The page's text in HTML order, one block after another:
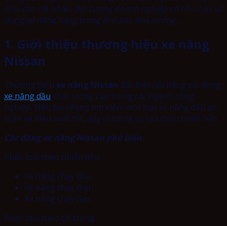
hợp cho rất nhiều đối tượng doanh nghiệp có nhu cầu sử
dụng xe nâng hàng trong kho bãi, nhà xưởng,…
1. Giới thiệu thương hiệu xe nâng
Nissan
Thương hiệu xe nâng Nissan đặc biệt nổi tiếng với dòng
xe nâng dầu chất lượng cao trong các ngành công
nghiệp. Nếu bạn đang tìm kiếm một loại xe nâng dầu an
toàn và hiệu suất tốt, đây chính là sự lựa chọn hoàn hảo.
Các dòng xe nâng Nissan phổ biến:
Phân loại theo nhiên liệu:
Xe nâng chạy dầu
Xe nâng chạy điện
Xe nâng chạy Gas
Phân loại theo tải trọng